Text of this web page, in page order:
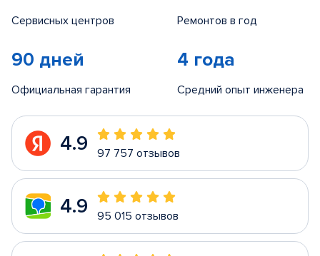
Сервисных центров Ремонтов в год
90 дней
Официальная гарантия
4 года
Средний опыт инженера
4.9 97 757 отзывов
4.9 95 015 отзывов